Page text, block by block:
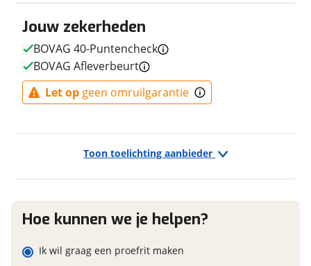
Type primair remsysteem
achter
Schijfrem
achter
Financieel
BTW/marge
BTW
Toon toelichting aanbieder
goed mogelijk bij de aanbieder te brengen. Lees hier meer
Jouw zekerheden
BOVAG 40-Puntencheck
BOVAG Afleverbeurt
Let op geen omruilgarantie
Hoe kunnen we je helpen?
Ik wil graag een proefrit maken